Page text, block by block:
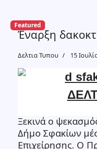
Featured
Έναρξη
Δελτια Τυπου 15
Ξεκινά ο
Δήμο Σφακίων
Επιχείρησης. Ο